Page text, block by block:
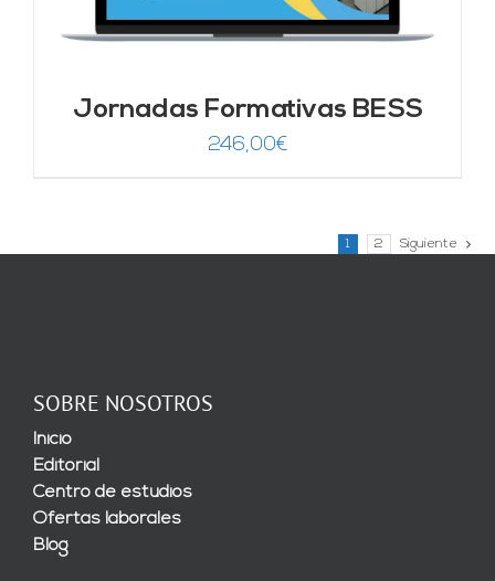
Jornadas Formativas BESS
246,00€
1 2 Siguiente
SOBRE NOSOTROS
Inicio
Editorial
Centro de estudios
Ofertas laborales
Blog